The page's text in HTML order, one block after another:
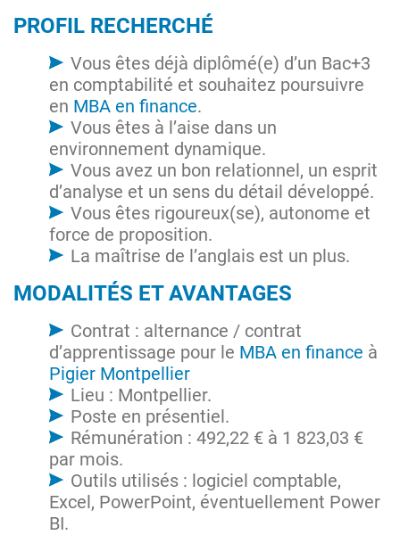
PROFIL RECHERCHÉ
Vous êtes déjà diplômé(e) d’un Bac+3
en comptabilité et souhaitez poursuivre
en MBA en finance.
Vous êtes à l’aise dans un
environnement dynamique.
Vous avez un bon relationnel, un esprit
d’analyse et un sens du détail développé.
Vous êtes rigoureux(se), autonome et
force de proposition.
La maîtrise de l’anglais est un plus.
MODALITÉS ET AVANTAGES
Contrat : alternance / contrat
d’apprentissage pour le MBA en finance à
Pigier Montpellier
Lieu : Montpellier.
Poste en présentiel.
Rémunération : 492,22 € à 1 823,03 €
par mois.
Outils utilisés : logiciel comptable,
Excel, PowerPoint, éventuellement Power
BI.